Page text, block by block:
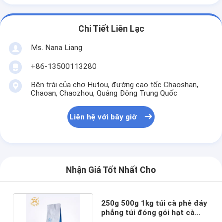
Chi Tiết Liên Lạc
Ms. Nana Liang
+86-13500113280
Bên trái của chợ Hutou, đường cao tốc Chaoshan,
Chaoan, Chaozhou, Quảng Đông Trung Quốc
Liên hệ với bây giờ
Nhận Giá Tốt Nhất Cho
250g 500g 1kg túi cà phê đáy
phẳng túi đóng gói hạt cà